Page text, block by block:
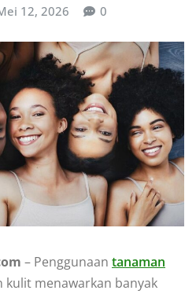
12, 2026 0
– Penggunaan tanaman
kulit menawarkan banyak